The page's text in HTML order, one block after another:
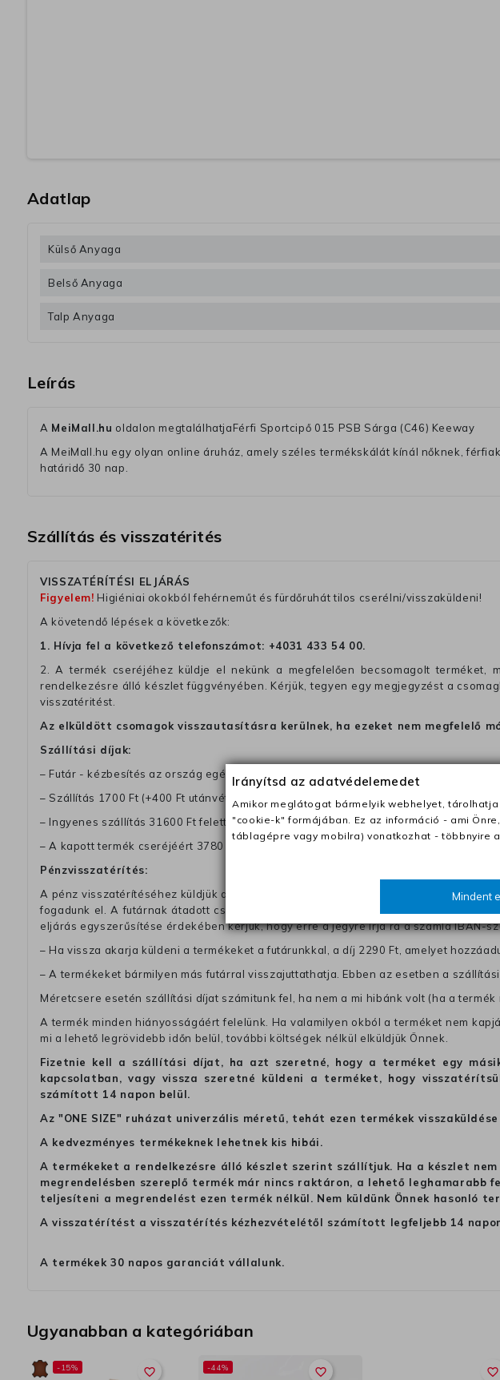
Adatlap
Külső Anyaga
Belső Anyaga
Talp Anyaga
Leírás
A MeiMall.hu oldalon megtalálhatjaFérfi Sportcipő 015 PSB Sárga (C46) Keeway
A MeiMall.hu egy olyan online áruház, amely széles termékskálát kínál nőknek,
határidő 30 nap.
Szállítás és visszatérités
VISSZATÉRÍTÉSI ELJÁRÁS
Figyelem! Higiéniai okokból fehérneműt és fürdőruhát tilos cserélni/visszaküldeni!
A követendő lépések a következők:
1. Hívja fel a következő telefonszámot: +4031 433 54 00.
2. A termék cseréjéhez küldje el nekünk a megfelelően becsomagolt
rendelkezésre álló készlet függvényében. Kérjük, tegyen egy megjegyzést a
visszatéritést.
Az elküldött csomagok visszautasításra kerülnek, ha ezeket nem megfelelő
Szállítási díjak:
– Futár - kézbesítés az ország egész területén, 2-3 munkanapon belül a
– Szállítás 1700 Ft (+400 Ft utánvéttel)
– Ingyenes szállítás 31600 Ft feletti megrendeléseknél (+400 Ft utánvétte)
– A kapott termék cseréjéért 3780 Ft szállítási díjat számolunk fel (oda -vissza út)
Pénzvisszatérítés:
A pénz visszatérítéséhez küldjük a futárt, hogy vegye át Öntől a terméket/
fogadunk el. A futárnak átadott csomagba kérjük, hogy a visszaküldés könnyebb
eljárás egyszerűsítése érdekében kérjük, hogy erre a jegyre írja rá a számla IBAN-
– Ha vissza akarja küldeni a termékeket a futárunkkal, a díj 2290 Ft, amelyet
– A termékeket bármilyen más futárral visszajuttathatja. Ebben az esetben a
Méretcsere esetén szállítási díjat számitunk fel, ha nem a mi hibánk volt (ha a termék
A termék minden hiányosságáért felelünk. Ha valamilyen okból a terméket nem
mi a lehető legrövidebb időn belül, további költségek nélkül elküldjük Önnek.
Fizetnie kell a szállítási díjat, ha azt szeretné, hogy a terméket egy
kapcsolatban, vagy vissza szeretné küldeni a terméket, hogy
számított 14 napon belül.
Az "ONE SIZE" ruházat univerzális méretű, tehát ezen termékek
A kedvezményes termékeknek lehetnek kis hibái.
A termékeket a rendelkezésre álló készlet szerint szállítjuk. Ha a készlet
megrendelésben szereplő termék már nincs raktáron, a lehető
teljesíteni a megrendelést ezen termék nélkül. Nem küldünk Önnek hasonló
A visszatérítést a visszatérítés kézhezvételétől számított legfeljebb 14
A termékek 30 napos garanciát vállalunk.
Ugyanabban a kategóriában
favorite_border
-15% favorite_border
-44% favorite_border
Irányítsd az adatvédelemedet
Amikor meglátogat bármelyik webhelyet,
"cookie-k" formájában. Ez az információ - ami
táblagépre vagy mobilra) vonatkozhat - többnyire
Mindent